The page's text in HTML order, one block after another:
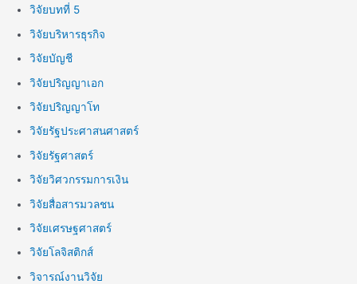
วิจัยบทที่ 5
วิจัยบริหารธุรกิจ
วิจัยบัญชี
วิจัยปริญญาเอก
วิจัยปริญญาโท
วิจัยรัฐประศาสนศาสตร์
วิจัยรัฐศาสตร์
วิจัยวิศวกรรมการเงิน
วิจัยสื่อสารมวลชน
วิจัยเศรษฐศาสตร์
วิจัยโลจิสติกส์
วิจารณ์งานวิจัย